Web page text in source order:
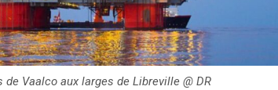
de Vaalco aux larges de Libreville @ DR